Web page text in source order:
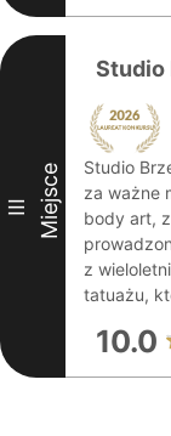
III Miejsce
Studio
Studio
za ważne
body art,
z
tatuażu,
10.0